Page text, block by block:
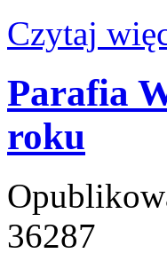
Czytaj
Parafia
roku
36287